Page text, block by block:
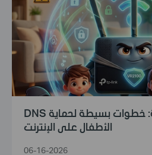
DNS والرقابة الأبوية: خطوات بسيطة لحماية
الأطفال على الإنترنت
06-16-2026